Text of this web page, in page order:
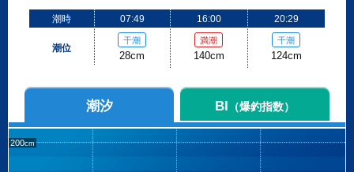
潮時
潮位
07:49
干潮
28cm
16:00
満潮
140cm
20:29
干潮
124cm
潮汐 BI （爆釣指数）
200